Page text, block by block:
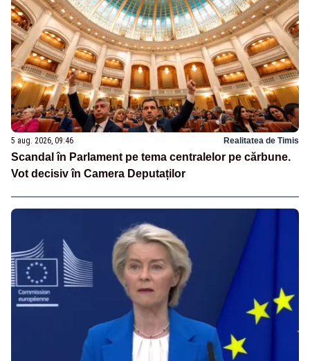
5 aug. 2026, 09:46 Realitatea de Timis
Scandal în Parlament pe tema centralelor pe cărbune.
Vot decisiv în Camera Deputaților